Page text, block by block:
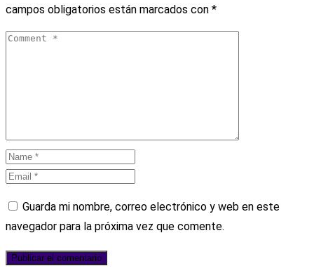
campos obligatorios están marcados con *
Guarda mi nombre, correo electrónico y web en este
navegador para la próxima vez que comente.